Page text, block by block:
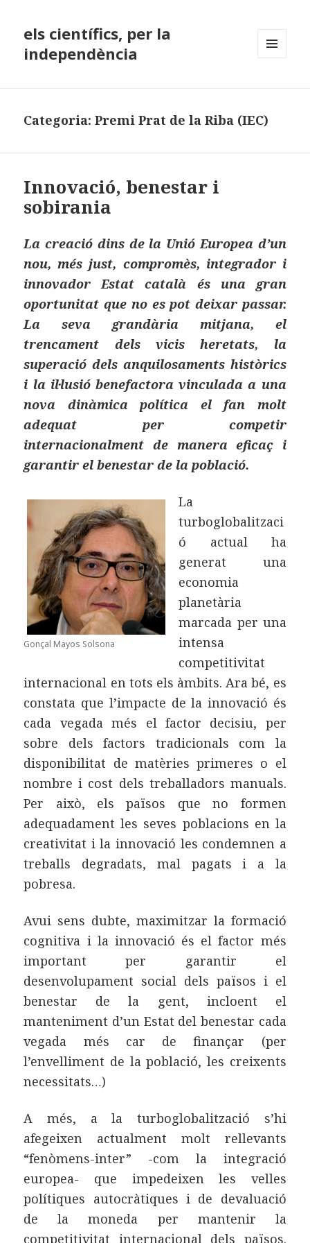
els científics, per la
independència
Categoria:Premi Prat de la Riba (IEC)
Innovació, benestar i
sobirania
La creació dins de la Unió Europea d’un
nou, més just, compromès, integrador i
innovador Estat català és una gran
oportunitat que no es pot deixar passar.
La seva grandària mitjana, el
trencament dels vicis heretats, la
superació dels anquilosaments històrics
i la il·lusió benefactora vinculada a una
nova dinàmica política el fan molt
adequat per competir
internacionalment de manera eficaç i
garantir el benestar de la població.
Gonçal Mayos Solsona
La
turboglobalitzaci
ó actual ha
generat una
economia
planetària
marcada per una
intensa
competitivitat
internacional en tots els àmbits. Ara bé, es
constata que l’impacte de la innovació és
cada vegada més el factor decisiu, per
sobre dels factors tradicionals com la
disponibilitat de matèries primeres o el
nombre i cost dels treballadors manuals.
Per això, els països que no formen
adequadament les seves poblacions en la
creativitat i la innovació les condemnen a
treballs degradats, mal pagats i a la
pobresa.
Avui sens dubte, maximitzar la formació
cognitiva i la innovació és el factor més
important per garantir el
desenvolupament social dels països i el
benestar de la gent, incloent el
manteniment d’un Estat del benestar cada
vegada més car de finançar (per
l’envelliment de la població, les creixents
necessitats…)
A més, a la turboglobalització s’hi
afegeixen actualment molt rellevants
“fenòmens-inter” -com la integració
europea- que impedeixen les velles
polítiques autocràtiques i de devaluació
de la moneda per mantenir la
competitivitat internacional dels països.